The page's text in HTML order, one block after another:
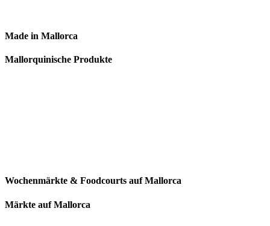
Made in Mallorca
Mallorquinische Produkte
Wochenmärkte & Foodcourts auf Mallorca
Märkte auf Mallorca